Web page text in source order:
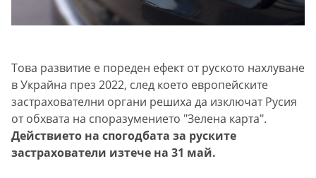
Това развитие е пореден ефект от руското нахлуване
в Украйна през 2022, след което европейските
застрахователни органи решиха да изключат Русия
от обхвата на споразумението "Зелена карта".
Действието на спогодбата за руските
застрахователи изтече на 31 май.